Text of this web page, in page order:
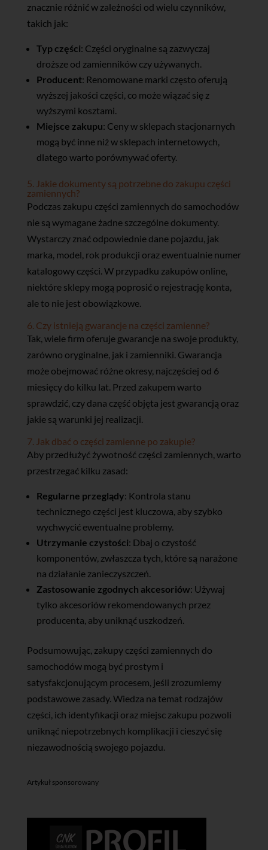
znacznie różnić w zależności od wielu czynników,
takich jak:
Typ części: Części oryginalne są zazwyczaj
droższe od zamienników czy używanych.
Producent: Renomowane marki często oferują
wyższej jakości części, co może wiązać się z
wyższymi kosztami.
Miejsce zakupu: Ceny w sklepach stacjonarnych
mogą być inne niż w sklepach internetowych,
dlatego warto porównywać oferty.
5. Jakie dokumenty są potrzebne do zakupu części
zamiennych?
Podczas zakupu części zamiennych do samochodów
nie są wymagane żadne szczególne dokumenty.
Wystarczy znać odpowiednie dane pojazdu, jak
marka, model, rok produkcji oraz ewentualnie numer
katalogowy części. W przypadku zakupów online,
niektóre sklepy mogą poprosić o rejestrację konta,
ale to nie jest obowiązkowe.
6. Czy istnieją gwarancje na części zamienne?
Tak, wiele firm oferuje gwarancje na swoje produkty,
zarówno oryginalne, jak i zamienniki. Gwarancja
może obejmować różne okresy, najczęściej od 6
miesięcy do kilku lat. Przed zakupem warto
sprawdzić, czy dana część objęta jest gwarancją oraz
jakie są warunki jej realizacji.
7. Jak dbać o części zamienne po zakupie?
Aby przedłużyć żywotność części zamiennych, warto
przestrzegać kilku zasad:
Regularne przeglądy: Kontrola stanu
technicznego części jest kluczowa, aby szybko
wychwycić ewentualne problemy.
Utrzymanie czystości: Dbaj o czystość
komponentów, zwłaszcza tych, które są narażone
na działanie zanieczyszczeń.
Zastosowanie zgodnych akcesoriów: Używaj
tylko akcesoriów rekomendowanych przez
producenta, aby uniknąć uszkodzeń.
Podsumowując, zakupy części zamiennych do
samochodów mogą być prostym i
satysfakcjonującym procesem, jeśli zrozumiemy
podstawowe zasady. Wiedza na temat rodzajów
części, ich identyfikacji oraz miejsc zakupu pozwoli
uniknąć niepotrzebnych komplikacji i cieszyć się
niezawodnością swojego pojazdu.
Artykuł sponsorowany